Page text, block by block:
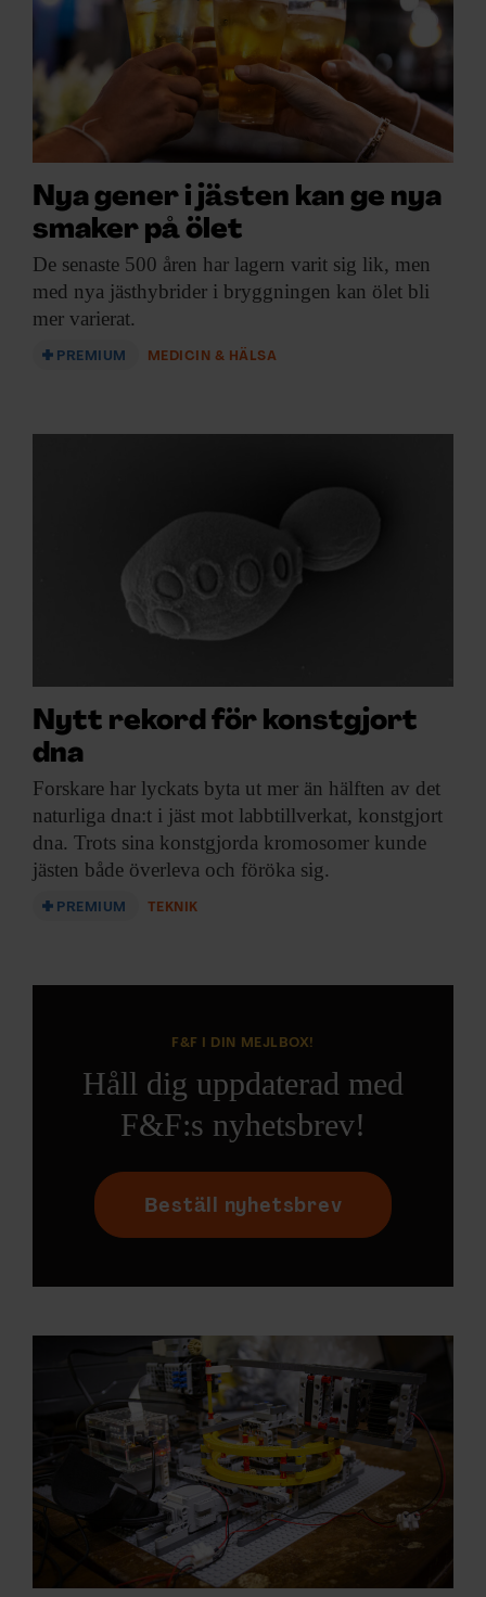
ARKIV & E-TIDNING
LYSSNA/PODD
EVENEMANG & RESOR
SHOP
KONTAKTA F&F
SKRIV I F&F
PRENUMERERA PÅ F&F
Nya gener i jästen kan ge nya
smaker på ölet
De senaste 500 åren har lagern varit sig lik, men
med nya jästhybrider i bryggningen kan ölet bli
mer varierat.
PREMIUM MEDICIN & HÄLSA
Nytt rekord för konstgjort
dna
Forskare har lyckats byta ut mer än hälften av det
naturliga dna:t i jäst mot labbtillverkat, konstgjort
dna. Trots sina konstgjorda kromosomer kunde
jästen både överleva och föröka sig.
PREMIUM TEKNIK
F&F I DIN MEJLBOX!
Håll dig uppdaterad med
F&F:s nyhetsbrev!
Beställ nyhetsbrev